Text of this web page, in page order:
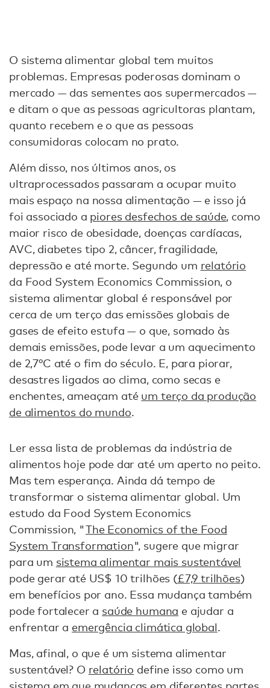
O sistema alimentar global tem muitos
problemas. Empresas poderosas dominam o
mercado — das sementes aos supermercados —
e ditam o que as pessoas agricultoras plantam,
quanto recebem e o que as pessoas
consumidoras colocam no prato.
Além disso, nos últimos anos, os
ultraprocessados passaram a ocupar muito
mais espaço na nossa alimentação — e isso já
foi associado a piores desfechos de saúde, como
maior risco de obesidade, doenças cardíacas,
AVC, diabetes tipo 2, câncer, fragilidade,
depressão e até morte. Segundo um relatório
da Food System Economics Commission, o
sistema alimentar global é responsável por
cerca de um terço das emissões globais de
gases de efeito estufa — o que, somado às
demais emissões, pode levar a um aquecimento
de 2,7°C até o fim do século. E, para piorar,
desastres ligados ao clima, como secas e
enchentes, ameaçam até um terço da produção
de alimentos do mundo.
Ler essa lista de problemas da indústria de
alimentos hoje pode dar até um aperto no peito.
Mas tem esperança. Ainda dá tempo de
transformar o sistema alimentar global. Um
estudo da Food System Economics
Commission, "The Economics of the Food
System Transformation", sugere que migrar
para um sistema alimentar mais sustentável
pode gerar até US$ 10 trilhões (£7,9 trilhões)
em benefícios por ano. Essa mudança também
pode fortalecer a saúde humana e ajudar a
enfrentar a emergência climática global.
Mas, afinal, o que é um sistema alimentar
sustentável? O relatório define isso como um